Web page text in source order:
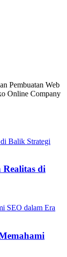
Pembuatan Web
Online Company
di